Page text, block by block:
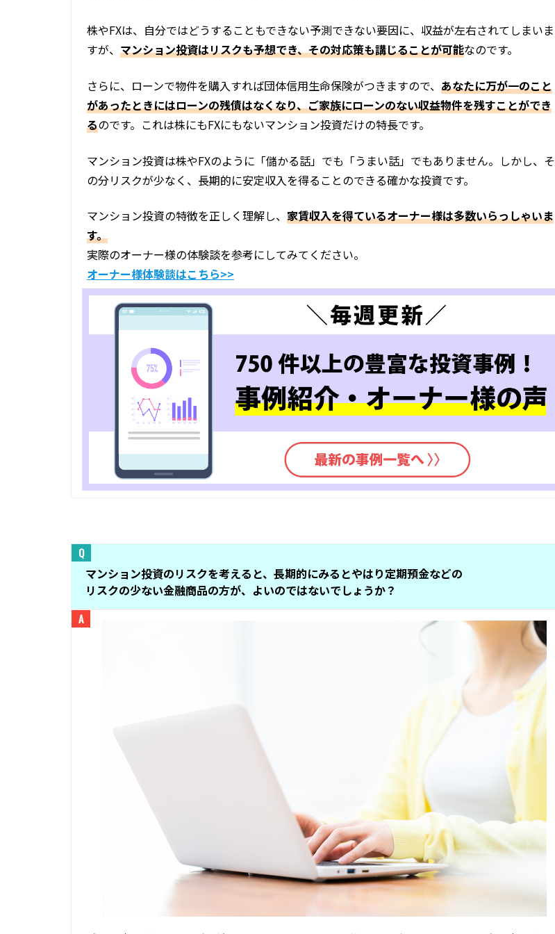
株やFXは、自分ではどうすることもできない予測できない要因に、収益が左右されてしまいま
すが、 マンション投資はリスクも予想でき、その対応策も講じることが可能なのです。
さらに、ローンで物件を購入すれば団体信用生命保険がつきますので、 あなたに万が一のこと
があったときにはローンの残債はなくなり、ご家族にローンのない収益物件を残すことができ
るのです。これは株にもFXにもないマンション投資だけの特長です。
マンション投資は株やFXのように「儲かる話」でも「うまい話」でもありません。しかし、そ
の分リスクが少なく、長期的に安定収入を得ることのできる確かな投資です。
マンション投資の特徴を正しく理解し、 家賃収入を得ているオーナー様は多数いらっしゃいま
す。
実際のオーナー様の体験談を参考にしてみてください。
オーナー様体験談はこちら>>
マンション投資のリスクを考えると、長期的にみるとやはり定期預金などの
リスクの少ない金融商品の方が、よいのではないでしょうか？